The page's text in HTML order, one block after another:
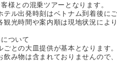
様との混乗ツアーとなります。
テル出発時刻はベトナム到着後に
観光時間や案内順は現地状況によ
ついて
ごとの大皿提供が基本となります。
飲み物は含まれておりませんので